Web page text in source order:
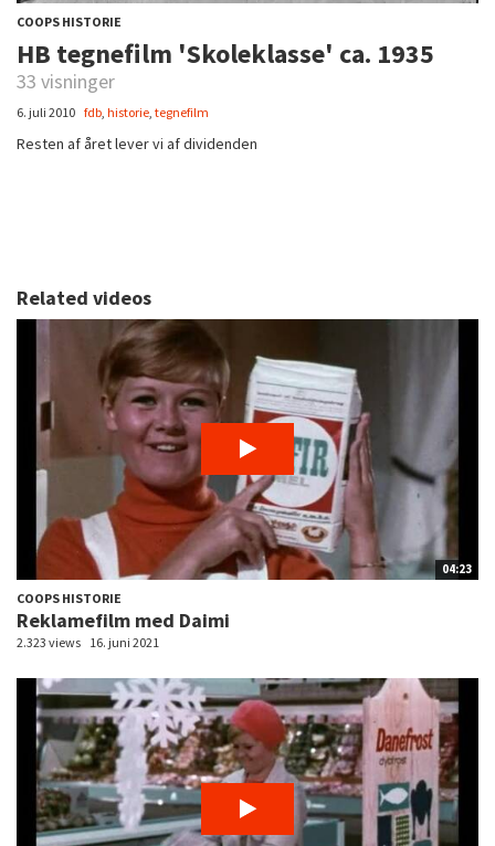
COOPS HISTORIE
HB tegnefilm 'Skoleklasse' ca. 1935
33 visninger
6. juli 2010 fdb historie tegnefilm
Resten af året lever vi af dividenden
Related videos
04:23
COOPS HISTORIE
Reklamefilm med Daimi
2.323 views 16. juni 2021